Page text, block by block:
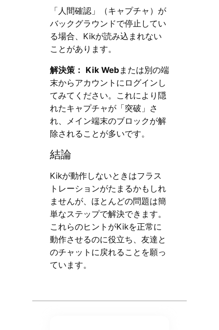
「人間確認」（キャプチャ）が
バックグラウンドで停止してい
る場合、Kikが読み込まれない
ことがあります。
解決策： Kik Web または別の端
末からアカウントにログインし
てみてください。これにより隠
れたキャプチャが「突破」さ
れ、メイン端末のブロックが解
除されることが多いです。
結論
Kikが動作しないときはフラス
トレーションがたまるかもしれ
ませんが、ほとんどの問題は簡
単なステップで解決できます。
これらのヒントがKikを正常に
動作させるのに役立ち、友達と
のチャットに戻れることを願っ
ています。